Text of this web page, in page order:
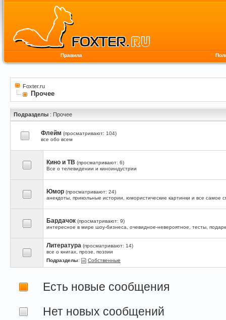
Правила
Foxter.ru
Прочее
Подразделы : Прочее
Флейм (просматривают: 104)
все обо всем
Кино и ТВ (просматривают: 6)
Все о телевидении и киноиндустрии
Юмор (просматривают: 24)
анекдоты, прикольные истории, юмористические картинки и все самое
Бардачок (просматривают: 9)
интересное в мире шоу-бизнеса, очевидное-невероятное, тесты,
Литература (просматривают: 14)
все о книгах, прозе, поэзии
Подразделы: Собственные
Есть новые сообщения
Нет новых сообщений